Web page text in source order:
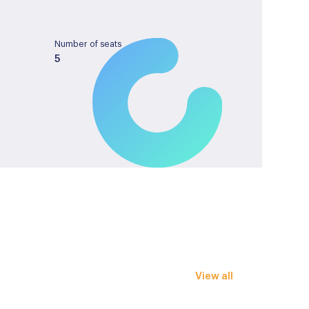
Number of seats
5
Tank capacity
View all